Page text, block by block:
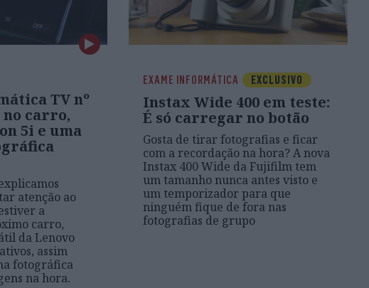
TV nº
no carro,
5i e uma
atenção ao
a
carro,
da Lenovo
assim
fotográfica
na hora.
EXAME INFORMÁTICA EXCLUSIVO
Instax Wide 400 em teste:
É só carregar no botão
Gosta de tirar fotografias e ficar
com a recordação na hora? A nova
Instax 400 Wide da Fujifilm tem
um tamanho nunca antes visto e
um temporizador para que
ninguém fique de fora nas
fotografias de grupo